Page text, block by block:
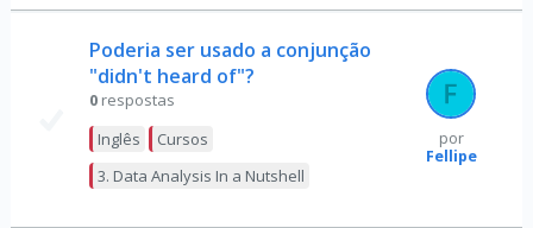
Poderia ser usado a conjunção
"didn't heard of"?
0 respostas
Inglês
Cursos
3. Data Analysis In a Nutshell
por
Fellipe